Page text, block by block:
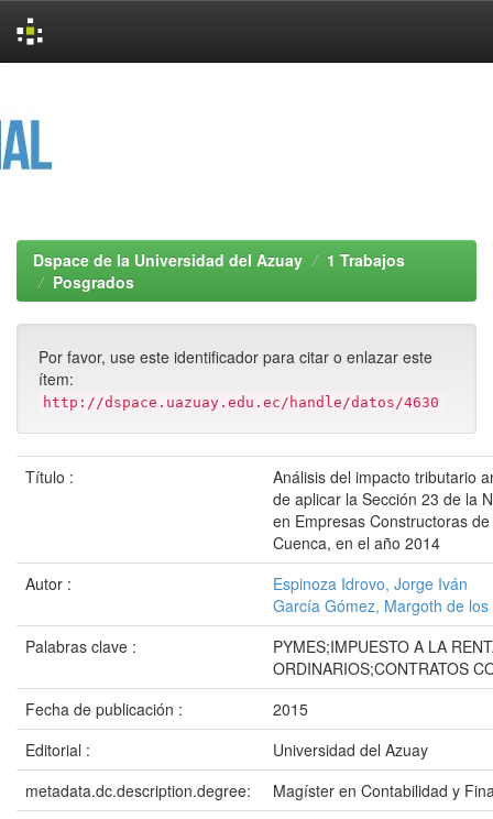
Dspace de la Universidad del Azuay
1 Trabajos
Posgrados
Por favor, use este identificador para citar o enlazar este
ítem:
http://dspace.uazuay.edu.ec/handle/datos/4630
Título :
Análisis del impacto tributario
de aplicar la Sección 23 de la
en Empresas Constructoras
Cuenca, en el año 2014
Autor :
Espinoza Idrovo, Jorge Iván
García Gómez, Margoth de los
Palabras clave :
PYMES;IMPUESTO A LA
ORDINARIOS;CONTRATOS
Fecha de publicación :
2015
Editorial :
Universidad del Azuay
metadata.dc.description.degree:
Magíster en Contabilidad y